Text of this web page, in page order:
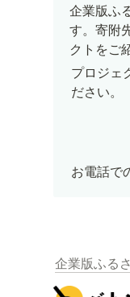
企業版ふ
す。寄附
クトをご
プロジェ
ださい。
お電話で
企業版ふる